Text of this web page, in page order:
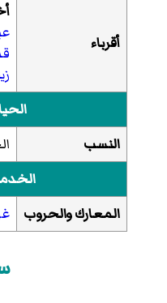
أقرباء
النسب
المعارك والحروب